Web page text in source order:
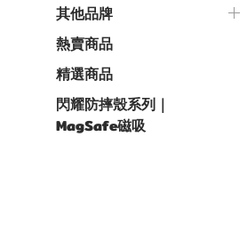
其他品牌
熱賣商品
精選商品
閃耀防摔殼系列｜
MagSafe磁吸